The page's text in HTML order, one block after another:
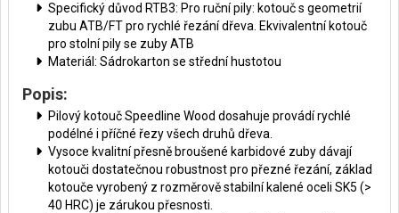
Specifický důvod RTB3: Pro ruční pily: kotouč s geometrií
zubu ATB/FT pro rychlé řezání dřeva. Ekvivalentní kotouč
pro stolní pily se zuby ATB
Materiál: Sádrokarton se střední hustotou
Popis:
Pilový kotouč Speedline Wood dosahuje provádí rychlé
podélné i příčné řezy všech druhů dřeva.
Vysoce kvalitní přesně broušené karbidové zuby dávají
kotouči dostatečnou robustnost pro přezné řezání, základ
kotouče vyrobený z rozměrově stabilní kalené oceli SK5 (>
40 HRC) je zárukou přesnosti.